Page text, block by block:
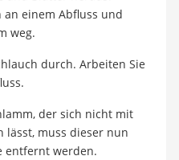
an einem Abfluss und
weg.
durch. Arbeiten Sie
der sich nicht mit
lässt, muss dieser nun
entfernt werden.